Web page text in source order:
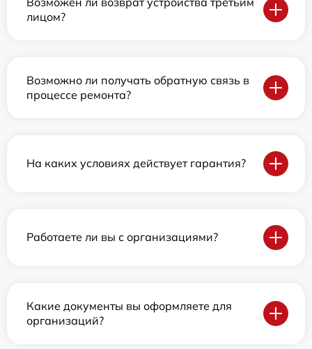
лицом?
Возможно ли получать обратную связь в
процессе ремонта?
На каких условиях действует гарантия?
Работаете ли вы с организациями?
Какие документы вы оформляете для
организаций?